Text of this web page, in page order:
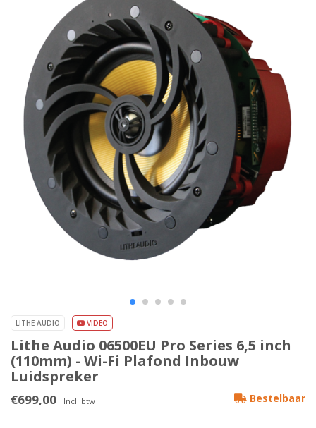
LITHE AUDIO VIDEO
Lithe Audio 06500EU Pro Series 6,5 inch
(110mm) - Wi-Fi Plafond Inbouw
Luidspreker
€699,00 Incl. btw Bestelbaar